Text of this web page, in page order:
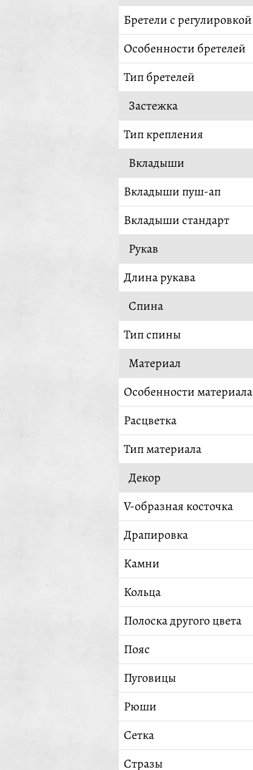
Бретели с регулировкой
Особенности бретелей
Тип бретелей
Застежка
Тип крепления
Вкладыши
Вкладыши пуш-ап
Вкладыши стандарт
Рукав
Длина рукава
Спина
Тип спины
Материал
Особенности материала
Расцветка
Тип материала
Декор
V-образная косточка
Драпировка
Камни
Кольца
Полоска другого цвета
Пояс
Пуговицы
Рюши
Сетка
Стразы